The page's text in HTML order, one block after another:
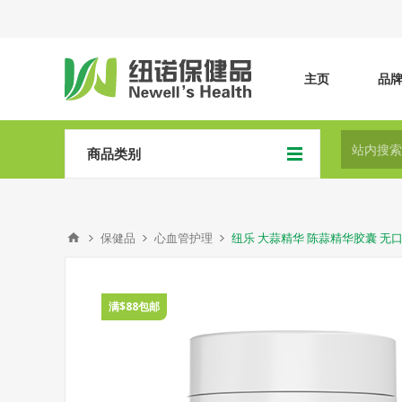
主页 品
商品类别
保健品 心血管护理 纽乐 大蒜精华 陈蒜精华胶囊 无
满$88包邮